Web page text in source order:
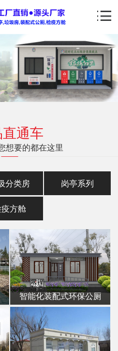
通车
想要的都在这里
分类房 岗亭系列
方舱
智能化装配式环保公厕